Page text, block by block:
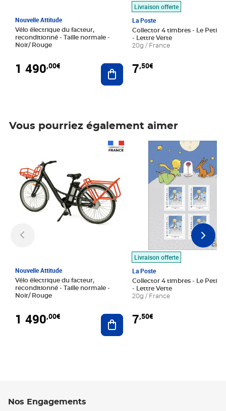
Nouvelle Attitude
Vélo électrique du facteur,
reconditionné - Taille normale -
Noir/ Rouge
1 490,00€ Ajouter au panier
Livraison offerte
La Poste
Collector 4 timbres - Le Petit
- Lettre Verte
20g / France
7,50€
Vous pourriez également aimer
Nouvelle Attitude
Vélo électrique du facteur,
reconditionné - Taille normale -
Noir/ Rouge
1 490,00€ Ajouter au panier
Livraison offerte
La Poste
Collector 4 timbres - Le Petit
- Lettre Verte
20g / France
7,50€
Prix 7,50€
Nos Engagements